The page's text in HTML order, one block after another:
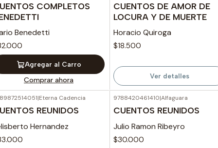
COMPLETOS
Benedetti
Agregar al Carro
Comprar ahora
CUENTOS DE AMOR DE
LOCURA Y DE MUERTE
Horacio Quiroga
$18.500
Ver detalles
|Eterna Cadencia
REUNIDOS
Hernandez
9788420461410|Alfaguara
CUENTOS REUNIDOS
Julio Ramon Ribeyro
$30.000